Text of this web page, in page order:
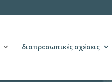
διαπροσωπικές σχέσεις